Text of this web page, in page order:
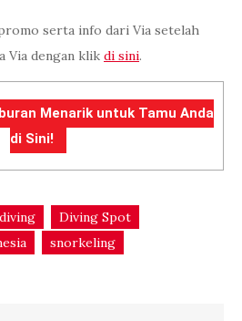
serta info dari Via setelah
Via dengan klik di sini.
Menarik untuk Tamu Anda
di Sini!
diving
Diving Spot
snorkeling